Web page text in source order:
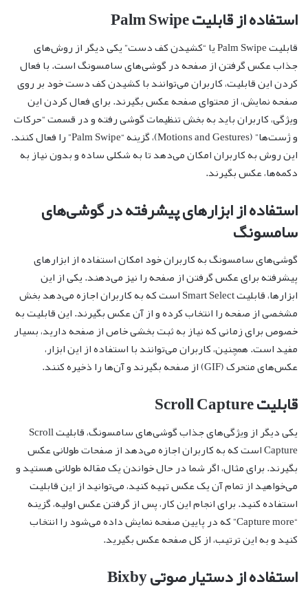
استفاده از قابلیت Palm Swipe
قابلیت Palm Swipe یا “کشیدن کف دست” یکی دیگر از روش‌های
جذاب عکس گرفتن از صفحه در گوشی‌های سامسونگ است. با فعال
کردن این قابلیت، کاربران می‌توانند با کشیدن کف دست خود بر روی
صفحه نمایش، از محتوای صفحه عکس بگیرند. برای فعال کردن این
ویژگی، کاربران باید به بخش تنظیمات گوشی رفته و در قسمت “حرکات
و ژست‌ها” (Motions and Gestures)، گزینه “Palm Swipe” را فعال کنند.
این روش به کاربران امکان می‌دهد تا به شکلی ساده و بدون نیاز به
دکمه‌ها، عکس بگیرند.
استفاده از ابزارهای پیشرفته در گوشی‌های
سامسونگ
گوشی‌های سامسونگ به کاربران خود امکان استفاده از ابزارهای
پیشرفته برای عکس گرفتن از صفحه را نیز می‌دهند. یکی از این
ابزارها، قابلیت Smart Select است که به کاربران اجازه می‌دهد بخش
مشخصی از صفحه را انتخاب کرده و از آن عکس بگیرند. این قابلیت به
خصوص برای زمانی که نیاز به ثبت بخشی خاص از صفحه دارید، بسیار
مفید است. همچنین، کاربران می‌توانند با استفاده از این ابزار،
عکس‌های متحرک (GIF) از صفحه بگیرند و آن‌ها را ذخیره کنند.
قابلیت Scroll Capture
یکی دیگر از ویژگی‌های جذاب گوشی‌های سامسونگ، قابلیت Scroll
Capture است که به کاربران اجازه می‌دهد از صفحات طولانی عکس
بگیرند. برای مثال، اگر شما در حال خواندن یک مقاله طولانی هستید و
می‌خواهید از تمام آن یک عکس تهیه کنید، می‌توانید از این قابلیت
استفاده کنید. برای انجام این کار، پس از گرفتن عکس اولیه، گزینه
“Capture more” که در پایین صفحه نمایش داده می‌شود را انتخاب
کنید و به این ترتیب، از کل صفحه عکس بگیرید.
استفاده از دستیار صوتی Bixby